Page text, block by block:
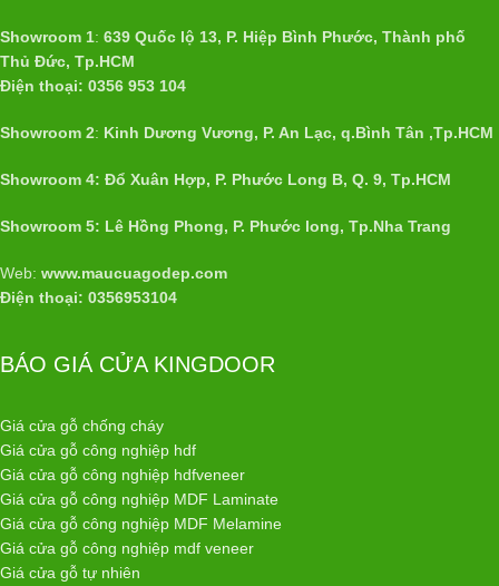
Showroom 1: 639 Quốc lộ 13, P. Hiệp Bình Phước, Thành phố
Thủ Đức, Tp.HCM
Điện thoại: 0356 953 104
Showroom 2: Kinh Dương Vương, P. An Lạc, q.Bình Tân ,Tp.HCM
Showroom 4: Đổ Xuân Hợp, P. Phước Long B, Q. 9, Tp.HCM
Showroom 5: Lê Hồng Phong, P. Phước long, Tp.Nha Trang
Web: www.maucuagodep.com
Điện thoại: 0356953104
BÁO GIÁ CỬA KINGDOOR
Giá cửa gỗ chống cháy
Giá cửa gỗ công nghiệp hdf
Giá cửa gỗ công nghiệp hdfveneer
Giá cửa gỗ công nghiệp MDF Laminate
Giá cửa gỗ công nghiệp MDF Melamine
Giá cửa gỗ công nghiệp mdf veneer
Giá cửa gỗ tự nhiên